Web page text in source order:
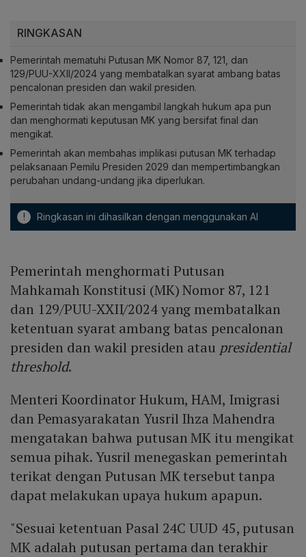
RINGKASAN
Pemerintah mematuhi Putusan MK Nomor 87, 121, dan
129/PUU-XXII/2024 yang membatalkan syarat ambang batas
pencalonan presiden dan wakil presiden.
Pemerintah tidak akan mengambil langkah hukum apa pun
dan menghormati keputusan MK yang bersifat final dan
mengikat.
Pemerintah akan membahas implikasi putusan MK terhadap
pelaksanaan Pemilu Presiden 2029 dan mempertimbangkan
perubahan undang-undang jika diperlukan.
! Ringkasan ini dihasilkan dengan menggunakan AI
Pemerintah menghormati Putusan
Mahkamah Konstitusi (MK) Nomor 87, 121
dan 129/PUU-XXII/2024 yang membatalkan
ketentuan syarat ambang batas pencalonan
presiden dan wakil presiden atau presidential
threshold.
Menteri Koordinator Hukum, HAM, Imigrasi
dan Pemasyarakatan Yusril Ihza Mahendra
mengatakan bahwa putusan MK itu mengikat
semua pihak. Yusril menegaskan pemerintah
terikat dengan Putusan MK tersebut tanpa
dapat melakukan upaya hukum apapun.
"Sesuai ketentuan Pasal 24C UUD 45, putusan
MK adalah putusan pertama dan terakhir